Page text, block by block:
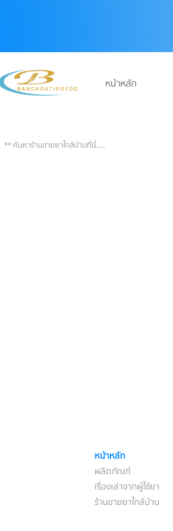
หน้าหลัก
** ค้นหาร้านขายยาใกล้บ้านที่นี่.....
หน้าหลัก
ผลิตภัณฑ์
เรื่องเล่าจากผู้ใช้ยา
ร้านขายยาใกล้บ้าน